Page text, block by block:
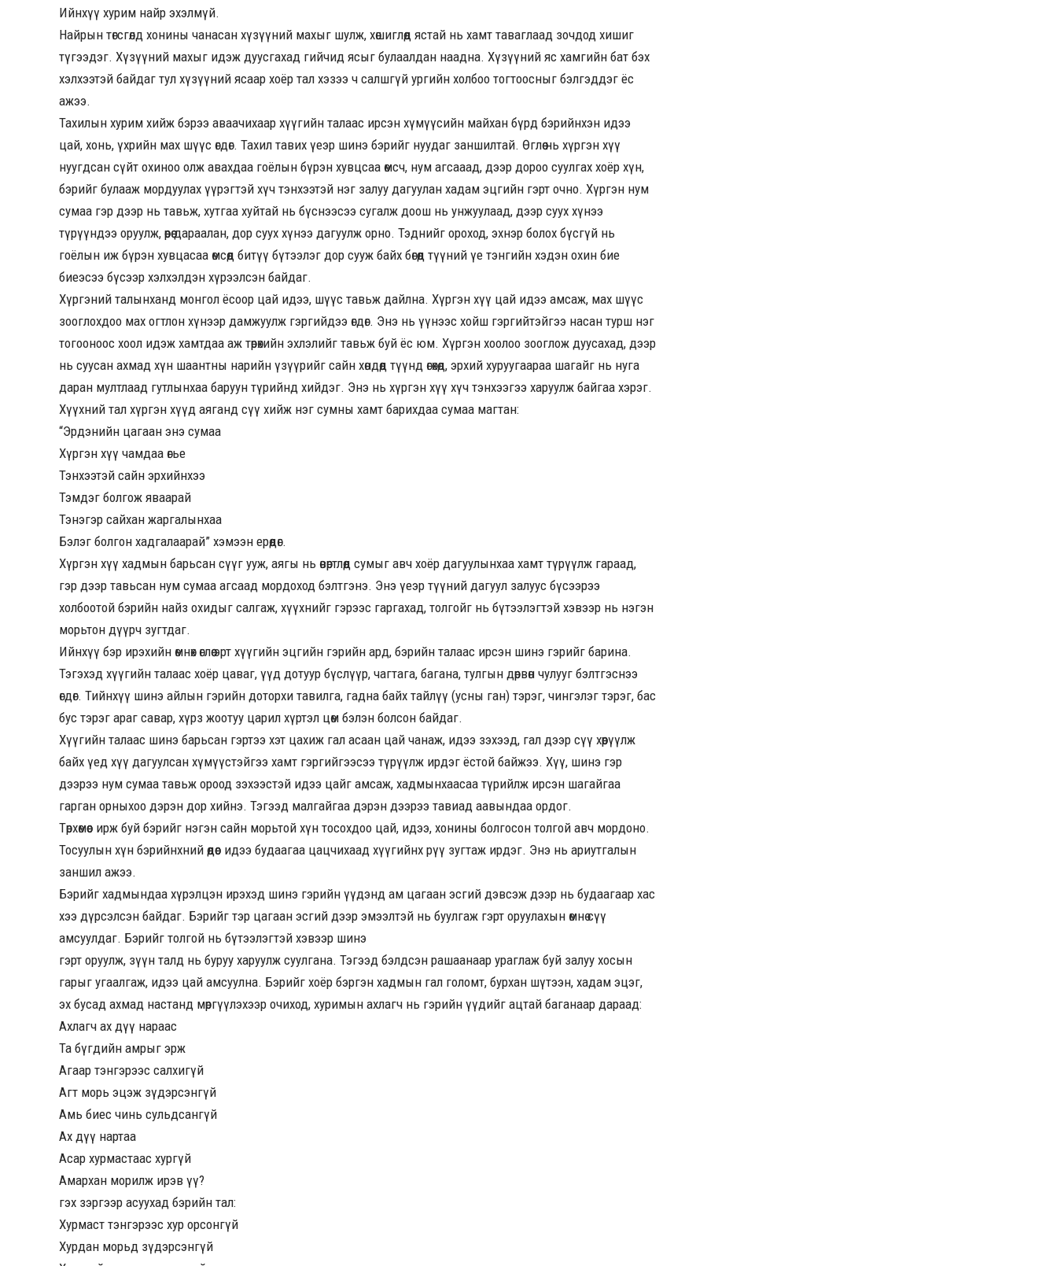
Ийнхүү хурим найр эхэлмүй.
Найрын төгсгөлд хонины чанасан хүзүүний махыг шулж, хөшиглөөд ястай нь хамт таваглаад зочдод хишиг
түгээдэг. Хүзүүний махыг идэж дуусгахад гийчид ясыг булаалдан наадна. Хүзүүний яс хамгийн бат бэх
хэлхээтэй байдаг тул хүзүүний ясаар хоёр тал хэзээ ч салшгүй ургийн холбоо тогтоосныг бэлгэддэг ёс
ажээ.
Тахилын хурим хийж бэрээ аваачихаар хүүгийн талаас ирсэн хүмүүсийн майхан бүрд бэрийнхэн идээ
цай, хонь, үхрийн мах шүүс өгдөг. Тахил тавих үеэр шинэ бэрийг нуудаг заншилтай. Өглөө нь хүргэн хүү
нуугдсан сүйт охиноо олж авахдаа гоёлын бүрэн хувцсаа өмсч, нум агсааад, дээр дороо суулгах хоёр хүн,
бэрийг булааж мордуулах үүрэгтэй хүч тэнхээтэй нэг залуу дагуулан хадам эцгийн гэрт очно. Хүргэн нум
сумаа гэр дээр нь тавьж, хутгаа хуйтай нь бүснээсээ сугалж доош нь унжуулаад, дээр суух хүнээ
түрүүндээ оруулж, өөрөө дараалан, дор суух хүнээ дагуулж орно. Тэднийг ороход, эхнэр болох бүсгүй нь
гоёлын иж бүрэн хувцасаа өмсөөд битүү бүтээлэг дор сууж байх бөгөөд түүний үе тэнгийн хэдэн охин бие
биеэсээ бүсээр хэлхэлдэн хүрээлсэн байдаг.
Хүргэний талынханд монгол ёсоор цай идээ, шүүс тавьж дайлна. Хүргэн хүү цай идээ амсаж, мах шүүс
зооглохдоо мах огтлон хүнээр дамжуулж гэргийдээ өгдөг. Энэ нь үүнээс хойш гэргийтэйгээ насан турш нэг
тогооноос хоол идэж хамтдаа аж төрөхийн эхлэлийг тавьж буй ёс юм. Хүргэн хоолоо зооглож дуусахад, дээр
нь суусан ахмад хүн шаантны нарийн үзүүрийг сайн хөндөөд түүнд өгөхөд, эрхий хуруугаараа шагайг нь нуга
даран мултлаад гутлынхаа баруун түрийнд хийдэг. Энэ нь хүргэн хүү хүч тэнхээгээ харуулж байгаа хэрэг.
Хүүхний тал хүргэн хүүд аяганд сүү хийж нэг сумны хамт барихдаа сумаа магтан:
“Эрдэнийн цагаан энэ сумаа
Хүргэн хүү чамдаа өгье
Тэнхээтэй сайн эрхийнхээ
Тэмдэг болгож яваарай
Тэнэгэр сайхан жаргалынхаа
Бэлэг болгон хадгалаарай” хэмээн ерөөдөг.
Хүргэн хүү хадмын барьсан сүүг ууж, аягы нь өвөртлөөд сумыг авч хоёр дагуулынхаа хамт түрүүлж гараад,
гэр дээр тавьсан нум сумаа агсаад мордоход бэлтгэнэ. Энэ үеэр түүний дагуул залуус бүсээрээ
холбоотой бэрийн найз охидыг салгаж, хүүхнийг гэрээс гаргахад, толгойг нь бүтээлэгтэй хэвээр нь нэгэн
морьтон дүүрч зугтдаг.
Ийнхүү бэр ирэхийн өмнөх өглөө эрт хүүгийн эцгийн гэрийн ард, бэрийн талаас ирсэн шинэ гэрийг барина.
Тэгэхэд хүүгийн талаас хоёр цаваг, үүд дотуур бүслүүр, чагтага, багана, тулгын дөрвөн чулууг бэлтгэснээ
өгдөг. Тийнхүү шинэ айлын гэрийн доторхи тавилга, гадна байх тайлүү (усны ган) тэрэг, чингэлэг тэрэг, бас
бус тэрэг араг савар, хүрз жоотуу царил хүртэл цөм бэлэн болсон байдаг.
Хүүгийн талаас шинэ барьсан гэртээ хэт цахиж гал асаан цай чанаж, идээ зэхээд, гал дээр сүү хөөрүүлж
байх үед хүү дагуулсан хүмүүстэйгээ хамт гэргийгээсээ түрүүлж ирдэг ёстой байжээ. Хүү, шинэ гэр
дээрээ нум сумаа тавьж ороод зэхээстэй идээ цайг амсаж, хадмынхаасаа түрийлж ирсэн шагайгаа
гарган орныхоо дэрэн дор хийнэ. Тэгээд малгайгаа дэрэн дээрээ тавиад аавындаа ордог.
Төрхөмөөс ирж буй бэрийг нэгэн сайн морьтой хүн тосохдоо цай, идээ, хонины болгосон толгой авч мордоно.
Тосуулын хүн бэрийнхний өөдөөс идээ будаагаа цацчихаад хүүгийнх рүү зугтаж ирдэг. Энэ нь ариутгалын
заншил ажээ.
Бэрийг хадмындаа хүрэлцэн ирэхэд шинэ гэрийн үүдэнд ам цагаан эсгий дэвсэж дээр нь будаагаар хас
хээ дүрсэлсэн байдаг. Бэрийг тэр цагаан эсгий дээр эмээлтэй нь буулгаж гэрт оруулахын өмнө сүү
амсуулдаг. Бэрийг толгой нь бүтээлэгтэй хэвээр шинэ
гэрт оруулж, зүүн талд нь буруу харуулж суулгана. Тэгээд бэлдсэн рашаанаар ураглаж буй залуу хосын
гарыг угаалгаж, идээ цай амсуулна. Бэрийг хоёр бэргэн хадмын гал голомт, бурхан шүтээн, хадам эцэг,
эх бусад ахмад настанд мөргүүлэхээр очиход, хуримын ахлагч нь гэрийн үүдийг ацтай баганаар дараад:
Ахлагч ах дүү нараас
Та бүгдийн амрыг эрж
Агаар тэнгэрээс салхигүй
Агт морь эцэж зүдэрсэнгүй
Амь биес чинь сульдсангүй
Ах дүү нартаа
Асар хурмастаас хургүй
Амархан морилж ирэв үү?
гэх зэргээр асуухад бэрийн тал:
Хурмаст тэнгэрээс хур орсонгүй
Хурдан морьд зүдэрсэнгүй